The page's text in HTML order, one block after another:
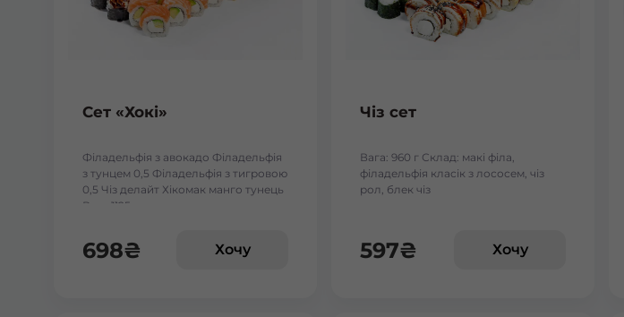
Сет «Хокі»
Філадельфія з авокадо Філадельфія
з тунцем 0,5 Філадельфія з тигровою
0,5 Чіз делайт Хікомак манго тунець
Вага:1125 г.
698₴ Хочу
Чіз сет
Вага: 960 г Склад: макі філа,
філадельфія класік з лососем, чіз
рол, блек чіз
597₴ Хочу